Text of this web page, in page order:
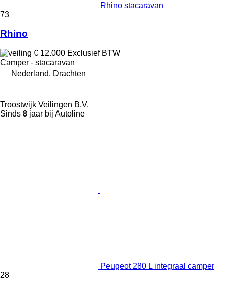
Rhino stacaravan
73
Rhino
€ 12.000 Exclusief BTW
Camper - stacaravan
Nederland, Drachten
Troostwijk Veilingen B.V.
Sinds 8 jaar bij Autoline
Peugeot 280 L integraal camper
28